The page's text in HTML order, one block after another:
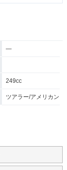
―
249cc
ツアラー/アメリカン